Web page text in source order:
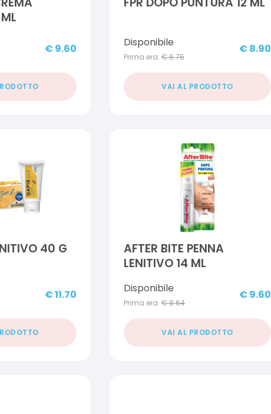
€ 9.60 Disponibile
Prima era: €6.75
€ 8.90
VAI AL PRODOTTO
40 G
€11.70
AFTER BITE PENNA
LENITIVO 14 ML
Disponibile
Prima era: €8.64
€ 9.60
VAI AL PRODOTTO